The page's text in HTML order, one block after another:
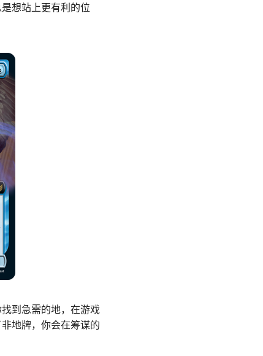
想站上更有利的位
到急需的地，在游戏
地牌，你会在筹谋的